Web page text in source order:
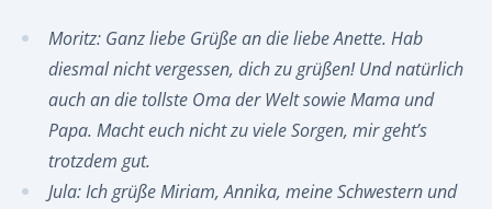
Moritz: Ganz liebe Grüße an die liebe Anette. Hab
diesmal nicht vergessen, dich zu grüßen! Und natürlich
auch an die tollste Oma der Welt sowie Mama und
Papa. Macht euch nicht zu viele Sorgen, mir geht’s
trotzdem gut.
Jula: Ich grüße Miriam, Annika, meine Schwestern und